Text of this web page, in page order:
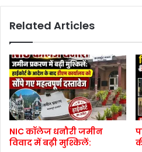
Related Articles
NIC कॉलेज धनौरी जमीन
विवाद में बढ़ी मुश्किलें: